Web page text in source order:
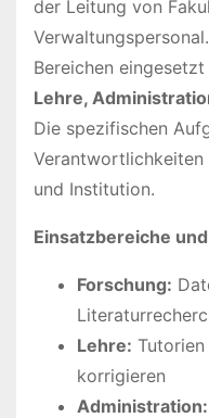
der Leitung von
Bereichen
Lehre,
Die spezifischen
Verantwortlichkeiten
und Institution.
Einsatzbereiche
Forschung:
Lehre:
korrigieren
Administration: